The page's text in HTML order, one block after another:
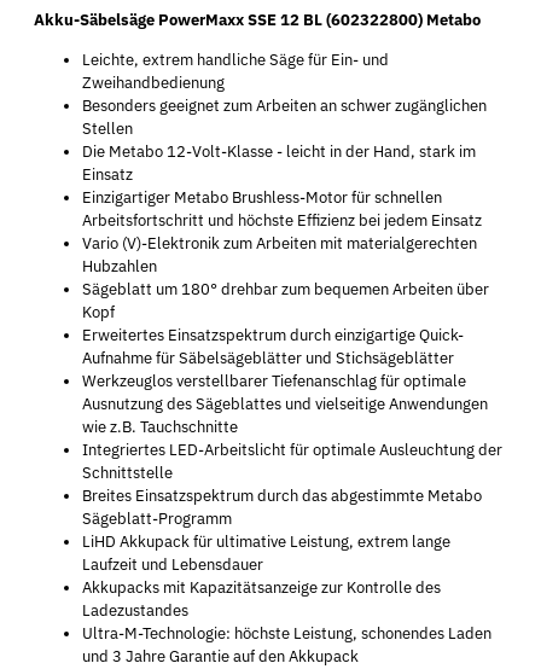
Akku-Säbelsäge PowerMaxx SSE 12 BL (602322800) Metabo
Leichte, extrem handliche Säge für Ein- und
Zweihandbedienung
Besonders geeignet zum Arbeiten an schwer zugänglichen
Stellen
Die Metabo 12-Volt-Klasse - leicht in der Hand, stark im
Einsatz
Einzigartiger Metabo Brushless-Motor für schnellen
Arbeitsfortschritt und höchste Effizienz bei jedem Einsatz
Vario (V)-Elektronik zum Arbeiten mit materialgerechten
Hubzahlen
Sägeblatt um 180° drehbar zum bequemen Arbeiten über
Kopf
Erweitertes Einsatzspektrum durch einzigartige Quick-
Aufnahme für Säbelsägeblätter und Stichsägeblätter
Werkzeuglos verstellbarer Tiefenanschlag für optimale
Ausnutzung des Sägeblattes und vielseitige Anwendungen
wie z.B. Tauchschnitte
Integriertes LED-Arbeitslicht für optimale Ausleuchtung der
Schnittstelle
Breites Einsatzspektrum durch das abgestimmte Metabo
Sägeblatt-Programm
LiHD Akkupack für ultimative Leistung, extrem lange
Laufzeit und Lebensdauer
Akkupacks mit Kapazitätsanzeige zur Kontrolle des
Ladezustandes
Ultra-M-Technologie: höchste Leistung, schonendes Laden
und 3 Jahre Garantie auf den Akkupack